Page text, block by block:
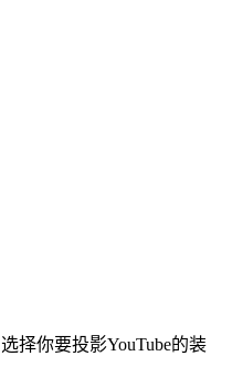
择你要投影YouTube的装